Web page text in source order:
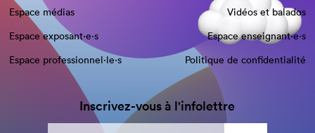
Espace médias
Vidéos et balados
Espace exposant·e⋅s
Espace enseignant·e⋅s
Espace professionnel·le⋅s
Politique de confidentialité
Inscrivez-vous à l'infolettre